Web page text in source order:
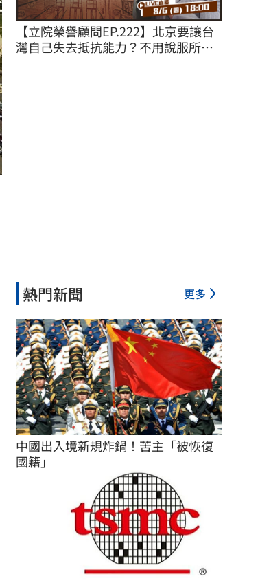
【立院榮譽顧問EP.222】北京要讓台
灣自己失去抵抗能力？不用說服所有
熱門新聞 更多
中國出入境新規炸鍋！苦主「被恢復
國籍」